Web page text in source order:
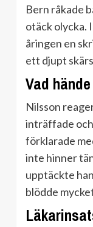
Bern råkade
otäck olycka.
åringen en
ett djupt
Vad
Nilsson
inträffade
förklarade
inte hinner
upptäckte
blödde